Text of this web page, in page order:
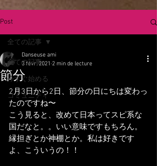
Post
全ての記事
今すぐ始める
コミュニティ
全ての記事
節分
Danseuse ami
3 févr. 2021 2 min de lecture
2月3日から2日、節分の日にちは変わっ
たのですね〜
こう見ると、改めて日本ってスピ系な
国だなと。。いい意味ですもちろん。
縁担ぎとか神棚とか。私は好きです
よ、こういうの！！